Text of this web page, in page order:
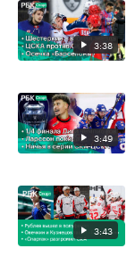
3:38
3:49
3:43